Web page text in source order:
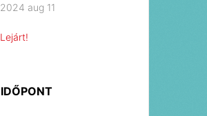
2024 aug 11
Lejárt!
IDŐPONT